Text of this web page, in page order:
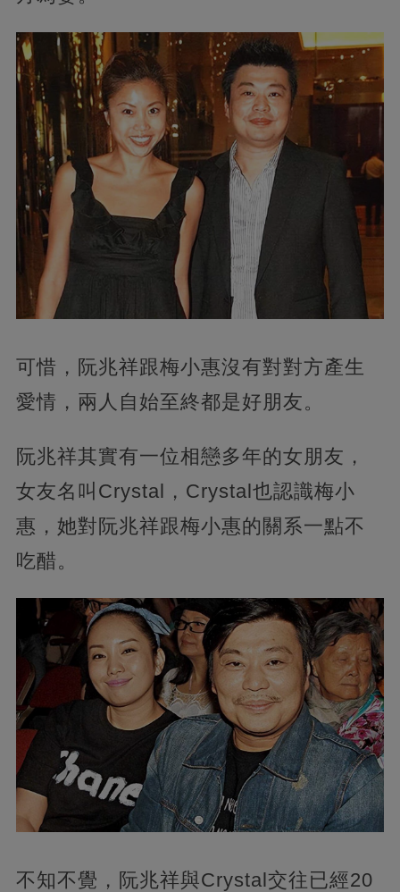
可惜，阮兆祥跟梅小惠沒有對對方產生
愛情，兩人自始至終都是好朋友。
阮兆祥其實有一位相戀多年的女朋友，
女友名叫Crystal，Crystal也認識梅小
惠，她對阮兆祥跟梅小惠的關系一點不
吃醋。
不知不覺，阮兆祥與Crystal交往已經20